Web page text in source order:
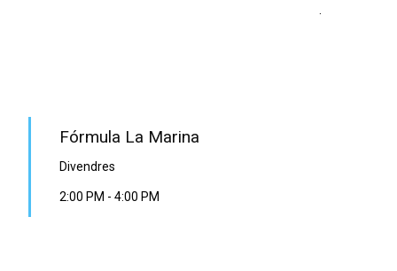
Fórmula La Marina
Divendres
2:00 PM - 4:00 PM